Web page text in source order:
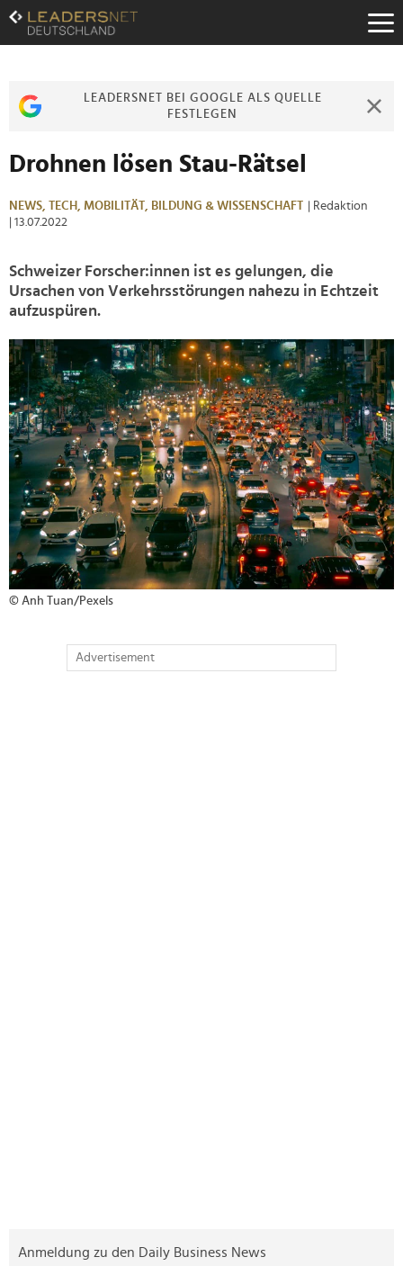
Zum
Inhalt
Zur
Zur
LEADERSNET BEI GOOGLE ALS QUELLE
FESTLEGEN
Drohnen lösen Stau-Rätsel
NEWS, TECH, MOBILITÄT, BILDUNG & WISSENSCHAFT
| Redaktion
| 13.07.2022
Schweizer Forscher:innen ist es gelungen, die
Ursachen von Verkehrsstörungen nahezu in Echtzeit
aufzuspüren.
>
© Anh Tuan/Pexels
Advertisement
Anmeldung zu den Daily Business News